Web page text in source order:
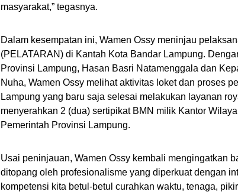
masyarakat,” tegasnya.
Dalam kesempatan ini, Wamen Ossy meninjau
(PELATARAN) di Kantah Kota Bandar Lampung.
Provinsi Lampung, Hasan Basri Natamenggala dan
Nuha, Wamen Ossy melihat aktivitas loket dan proses
Lampung yang baru saja selesai melakukan layanan
menyerahkan 2 (dua) sertipikat BMN milik Kantor
Pemerintah Provinsi Lampung.
Usai peninjauan, Wamen Ossy kembali mengingatkan
ditopang oleh profesionalisme yang diperkuat dengan
kompetensi kita betul-betul curahkan waktu, tenaga,